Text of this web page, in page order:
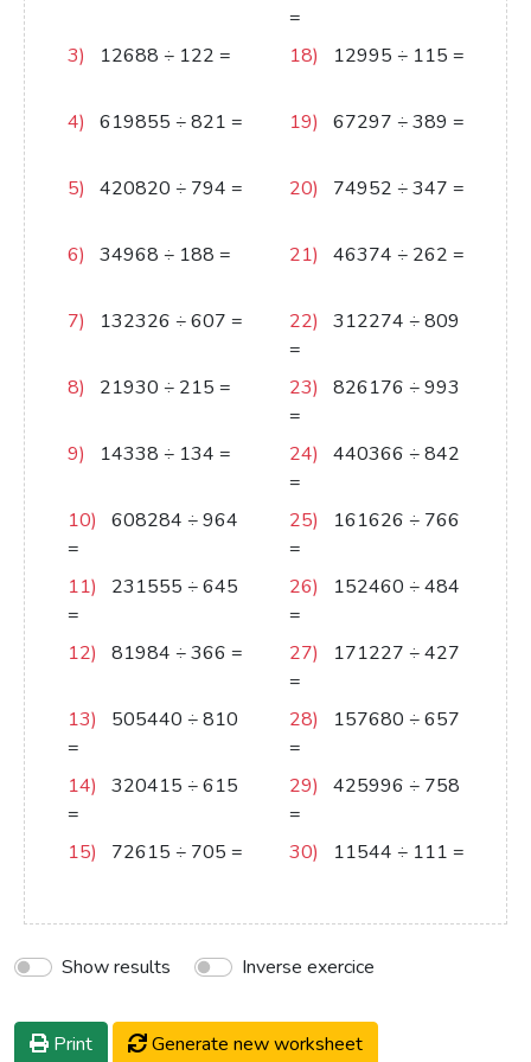
3)
12688 ÷ 122 =
4)
619855 ÷821 =
5)
420820 ÷ 794 =
6)
34968 ÷ 188 =
7)
132326 ÷607 =
8)
21930 ÷ 215 =
9)
14338 ÷ 134 =
10)
608284 ÷964
=
11)
231555 ÷645
=
12)
81984 ÷366 =
13)
505440 ÷810
=
14)
320415 ÷615
=
15)
72615 ÷ 705 =
=
18)
12995 ÷ 115 =
19)
67297 ÷389 =
20)
74952 ÷347 =
21)
46374 ÷ 262 =
22)
312274 ÷809
=
23)
826176 ÷993
=
24)
440366 ÷842
=
25)
161626 ÷ 766
=
26)
152460 ÷484
=
27)
171227 ÷427
=
28)
157680 ÷657
=
29)
425996 ÷ 758
=
30)
11544 ÷ 111 =
Show results Inverse exercice
Print Generate new worksheet